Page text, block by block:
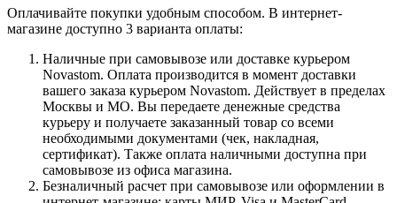
Оплачивайте покупки удобным способом. В интернет-
магазине доступно 3 варианта оплаты:
Наличные при самовывозе или доставке курьером
Novastom. Оплата производится в момент доставки
вашего заказа курьером Novastom. Действует в пределах
Москвы и МО. Вы передаете денежные средства
курьеру и получаете заказанный товар со всеми
необходимыми документами (чек, накладная,
сертификат). Также оплата наличными доступна при
самовывозе из офиса магазина.
Безналичный расчет при самовывозе или оформлении в